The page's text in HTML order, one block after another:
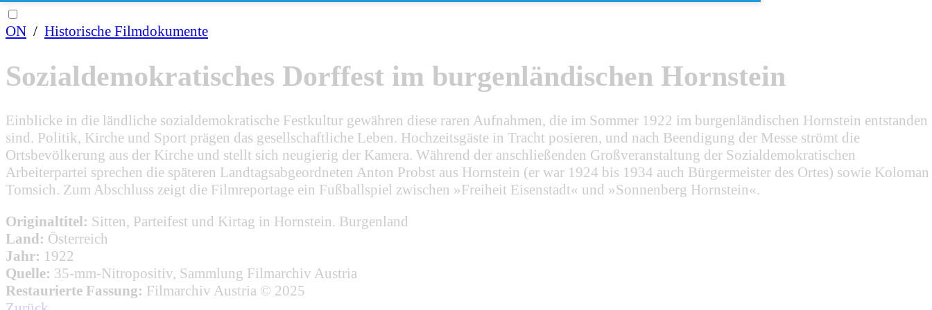
ON / Historische Filmdokumente
Sozialdemokratisches Dorffest im burgenländischen Hornstein
Einblicke in die ländliche sozialdemokratische Festkultur gewähren diese raren Aufnahmen, die im Sommer 1922 im burgenländischen Hornstein entstanden
sind. Politik, Kirche und Sport prägen das gesellschaftliche Leben. Hochzeitsgäste in Tracht posieren, und nach Beendigung der Messe strömt die
Ortsbevölkerung aus der Kirche und stellt sich neugierig der Kamera. Während der anschließenden Großveranstaltung der Sozialdemokratischen
Arbeiterpartei sprechen die späteren Landtagsabgeordneten Anton Probst aus Hornstein (er war 1924 bis 1934 auch Bürgermeister des Ortes) sowie Koloman
Tomsich. Zum Abschluss zeigt die Filmreportage ein Fußballspiel zwischen »Freiheit Eisenstadt« und »Sonnenberg Hornstein«.
Originaltitel: Sitten, Parteifest und Kirtag in Hornstein. Burgenland
Land: Österreich
Jahr: 1922
Quelle: 35-mm-Nitropositiv, Sammlung Filmarchiv Austria
Restaurierte Fassung: Filmarchiv Austria © 2025